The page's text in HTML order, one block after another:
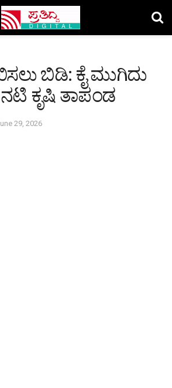
ಬಿಡಿ: ಕೈ ಮುಗಿದು
ಕೃಷಿ ತಾಪಂಡ
29, 2026